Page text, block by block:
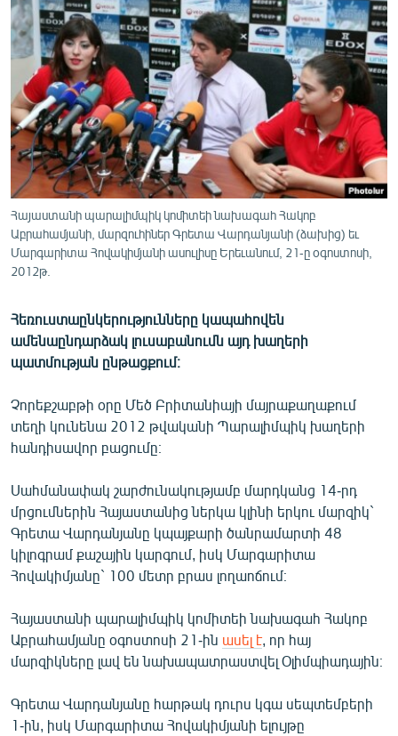
ՊԱՏԵՐԱԶՄԻ 6 ՇԱԲԱԹՆԵՐԸ
ՏԱՐԱԾԱՇՐՋԱՆ
ՄԻՋԱԶԳԱՅԻՆ
ՄՇԱԿՈՒՅԹ
ՍՊՈՐՏ
ՄԵԿՆԱԲԱՆՈՒԹՅՈՒՆ
ՏՏ ԵՒ ԻՆՏԵՐՆԵՏ
ԿՈՐՈՆԱՎԻՐՈՒՍ
ԱՐԽԻՎ
ԲԱՆԱՎԵՃ
ՁԳՏԵԼՈՎ ԼԱՎԱԳՈՒՅՆԻՆ
Հայերեն
Русский
ՀԵՏԵՎԵՔ ՄԵԶ
«Ազատության» բոլոր կայքերը
Հայաստանի պարալիմպիկ կոմիտեի նախագահ Հակոբ
Աբրահամյանի, մարզուհիներ Գրետա Վարդանյանի (ձախից) եւ
Մարգարիտա Հովակիմյանի ասուլիսը Երեւանում, 21-ը օգոստոսի,
2012թ.
Հեռուստաընկերությունները կապահովեն
ամենաընդարձակ լուսաբանումն այդ խաղերի
պատմության ընթացքում։
Չորեքշաբթի օրը Մեծ Բրիտանիայի մայրաքաղաքում
տեղի կունենա 2012 թվականի Պարալիմպիկ խաղերի
հանդիսավոր բացումը։
Սահմանափակ շարժունակությամբ մարդկանց 14-րդ
մրցումներին Հայաստանից ներկա կլինի երկու մարզիկ`
Գրետա Վարդանյանը կպայքարի ծանրամարտի 48
կիլոգրամ քաշային կարգում, իսկ Մարգարիտա
Հովակիմյանը` 100 մետր բրաս լողաոճում։
Հայաստանի պարալիմպիկ կոմիտեի նախագահ Հակոբ
Աբրահամյանը օգոստոսի 21-ին ասել է, որ հայ
մարզիկները լավ են նախապատրաստվել Օլիմպիադային։
Գրետա Վարդանյանը հարթակ դուրս կգա սեպտեմբերի
1-ին, իսկ Մարգարիտա Հովակիմյանի ելույթը